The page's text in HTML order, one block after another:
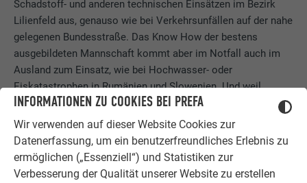
INFORMATIONEN ZU COOKIES BEI PREFA
Wir verwenden auf dieser Website Cookies zur
Datenerfassung, um ein benutzerfreundliches Erlebnis zu
ermöglichen („Essenziell“) und Statistiken zur
Verbesserung der Qualität unserer Website zu erstellen
Schadstoff- und anderen technischen Einsätzen im Bezirk
Lilienfeld aus, genauso wie bei Verkehrsunfällen auf der nahe
gelegenen Bundesstraße. Das Know How der bestens
ausgebildeten Mannschaft kommt aber im Notfall auch im
Ausland zum Einsatz, wie bei Hochwasser- oder
Eiskatastrophen in Rumänien und Slowenien. Und weil
Hochwasser auch beim neuen Feuerwehrstandort nahe der
Traisen ein große Rolle spielt, wurde das Gebäude mit
europaweit modernsten Hochwasserschutzvorrichtungen
ausgestattet, die PREFA selbst entwickelt hat.